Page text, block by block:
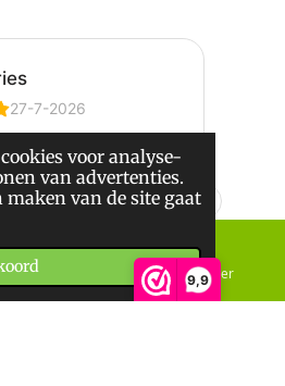
voor analyse-
van advertenties.
van de site gaat
9,9
Telefoonnummer